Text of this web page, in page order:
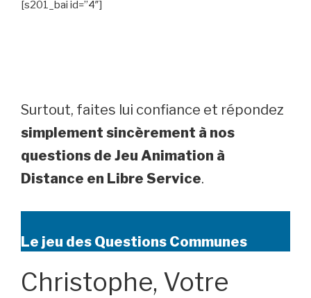
[s201_bai id=”4″]
Surtout, faites lui confiance et répondez
simplement sincèrement à nos
questions de Jeu Animation à
Distance en Libre Service.
Le jeu des Questions Communes
Christophe, Votre